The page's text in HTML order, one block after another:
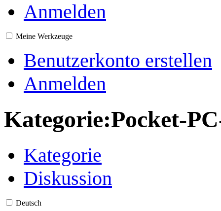
Anmelden
Meine Werkzeuge
Benutzerkonto erstellen
Anmelden
Kategorie:Pocket-
Kategorie
Diskussion
Deutsch